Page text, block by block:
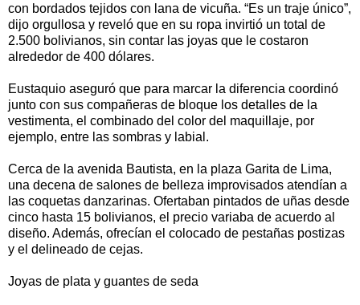
con bordados tejidos con lana de vicuña. “Es un traje único”,
dijo orgullosa y reveló que en su ropa invirtió un total de
2.500 bolivianos, sin contar las joyas que le costaron
alrededor de 400 dólares.
Eustaquio aseguró que para marcar la diferencia coordinó
junto con sus compañeras de bloque los detalles de la
vestimenta, el combinado del color del maquillaje, por
ejemplo, entre las sombras y labial.
Cerca de la avenida Bautista, en la plaza Garita de Lima,
una decena de salones de belleza improvisados atendían a
las coquetas danzarinas. Ofertaban pintados de uñas desde
cinco hasta 15 bolivianos, el precio variaba de acuerdo al
diseño. Además, ofrecían el colocado de pestañas postizas
y el delineado de cejas.
Joyas de plata y guantes de seda